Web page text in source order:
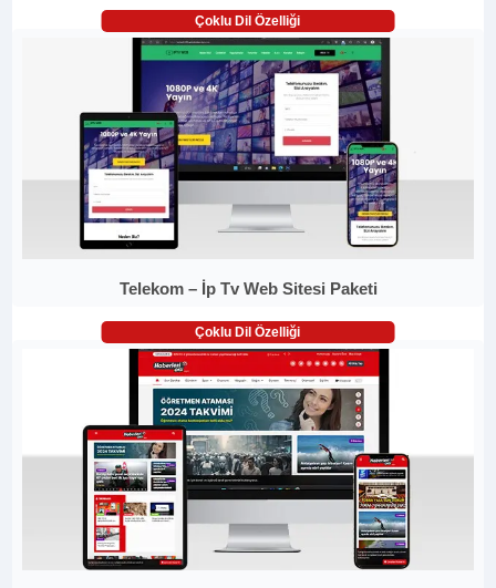
Çoklu Dil Özelliği
Telekom – İp Tv Web Sitesi Paketi
Çoklu Dil Özelliği